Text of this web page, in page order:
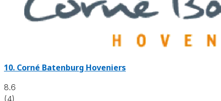
10. Corné Batenburg Hoveniers
8.6
(4)